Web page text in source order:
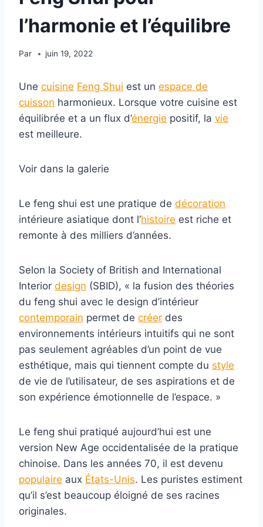
l’harmonie et l’équilibre
Par juin 19, 2022
Une cuisine Feng Shui est un espace de
cuisson harmonieux. Lorsque votre cuisine est
équilibrée et a un flux d’énergie positif, la vie
est meilleure.
Voir dans la galerie
Le feng shui est une pratique de décoration
intérieure asiatique dont l’histoire est riche et
remonte à des milliers d’années.
Selon la Society of British and International
Interior design (SBID), « la fusion des théories
du feng shui avec le design d’intérieur
contemporain permet de créer des
environnements intérieurs intuitifs qui ne sont
pas seulement agréables d’un point de vue
esthétique, mais qui tiennent compte du style
de vie de l’utilisateur, de ses aspirations et de
son expérience émotionnelle de l’espace. »
Le feng shui pratiqué aujourd’hui est une
version New Age occidentalisée de la pratique
chinoise. Dans les années 70, il est devenu
populaire aux États-Unis. Les puristes estiment
qu’il s’est beaucoup éloigné de ses racines
originales.